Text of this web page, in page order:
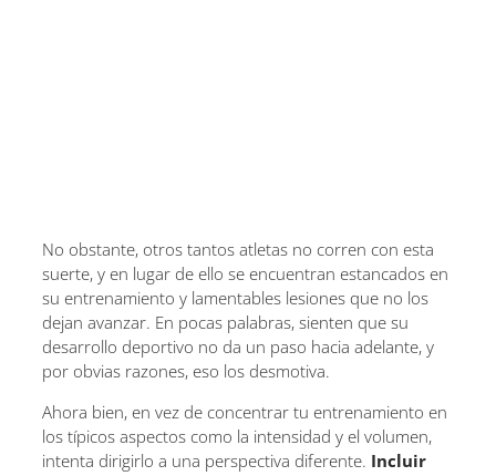
No obstante, otros tantos atletas no corren con esta
suerte, y en lugar de ello se encuentran estancados en
su entrenamiento y lamentables lesiones que no los
dejan avanzar. En pocas palabras, sienten que su
desarrollo deportivo no da un paso hacia adelante, y
por obvias razones, eso los desmotiva.
Ahora bien, en vez de concentrar tu entrenamiento en
los típicos aspectos como la intensidad y el volumen,
intenta dirigirlo a una perspectiva diferente. Incluir